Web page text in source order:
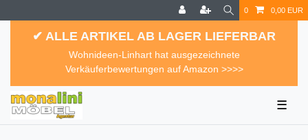
0 0,00 EUR
✔ ALLE ARTIKEL AB LAGER LIEFERBAR
Wohnideen-Linhart hat ausgezeichnete
Verkäuferbewertungen auf Amazon >>>>
☰